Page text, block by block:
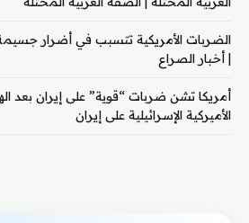
الضربات الأمريكية تتسبب في أضرار
| أخبار الصراع
أمريكا تشن ضربات “قوية” على إيران بعد
الأميركية الإسرائيلية على إيران